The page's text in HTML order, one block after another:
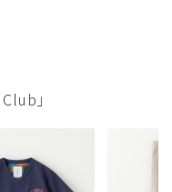
」